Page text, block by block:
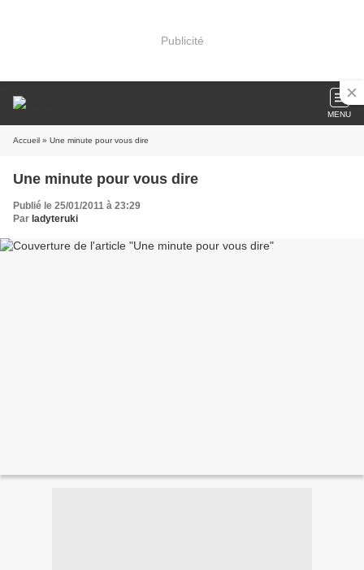
Publicité
MENU
Accueil » Une minute pour vous dire
Une minute pour vous dire
Publié le 25/01/2011 à 23:29
Par ladyteruki